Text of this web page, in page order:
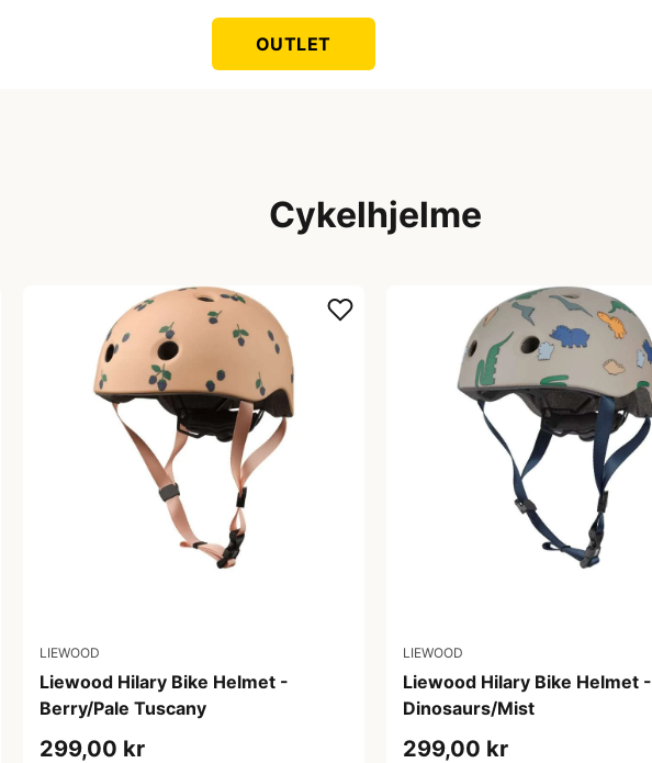
OUTLET
Cykelhjelme
LIEWOOD
Liewood Hilary Bike Helmet -
Berry/Pale Tuscany
299,00 kr
LIEWOOD
Liewood Hilary Bike Helmet -
Dinosaurs/Mist
299,00 kr